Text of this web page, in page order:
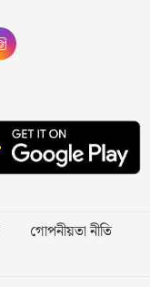
গোপনীয়তা নীতি